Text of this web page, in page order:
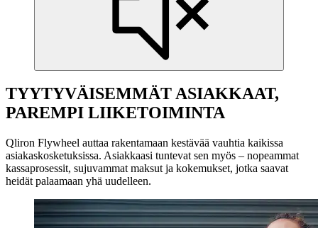
TYYTYVÄISEMMÄT ASIAKKAAT,
PAREMPI LIIKETOIMINTA
Qliron Flywheel auttaa rakentamaan kestävää vauhtia kaikissa
asiakaskosketuksissa. Asiakkaasi tuntevat sen myös – nopeammat
kassaprosessit, sujuvammat maksut ja kokemukset, jotka saavat
heidät palaamaan yhä uudelleen.